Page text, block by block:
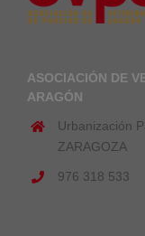
ASOCIACIÓN DE
ARAGÓN
Urbanización
ZARAGOZA
976 318 533